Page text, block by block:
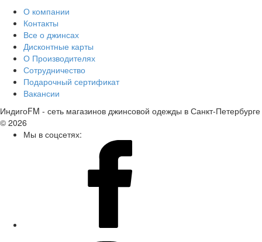
О компании
Контакты
Все о джинсах
Дисконтные карты
О Производителях
Сотрудничество
Подарочный сертификат
Вакансии
ИндигоFM - сеть магазинов джинсовой одежды в Санкт-Петербурге
© 2026
Мы в соцсетях: